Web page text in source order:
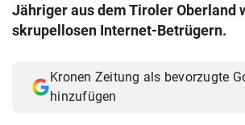
Jähriger aus dem Tiroler Oberland
skrupellosen Internet-Betrügern.
Kronen Zeitung als bevorzugte
hinzufügen